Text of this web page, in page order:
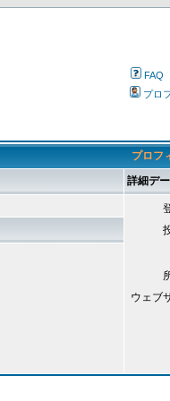
FAQ
プロ
プロフ
詳細デ
ウェブ